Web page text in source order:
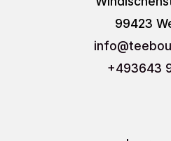
99423
info
+493643